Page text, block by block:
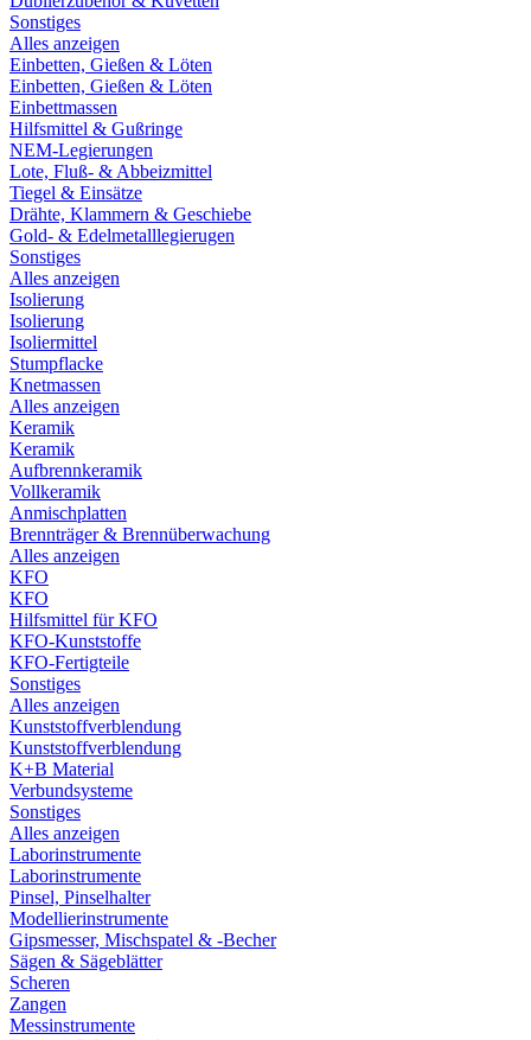
Sonstiges
Alles anzeigen
Einbetten, Gießen & Löten
Einbetten, Gießen & Löten
Einbettmassen
Hilfsmittel & Gußringe
NEM-Legierungen
Lote, Fluß- & Abbeizmittel
Tiegel & Einsätze
Drähte, Klammern & Geschiebe
Gold- & Edelmetalllegierugen
Sonstiges
Alles anzeigen
Isolierung
Isolierung
Isoliermittel
Stumpflacke
Knetmassen
Alles anzeigen
Keramik
Keramik
Aufbrennkeramik
Vollkeramik
Anmischplatten
Brennträger & Brennüberwachung
Alles anzeigen
KFO
KFO
Hilfsmittel für KFO
KFO-Kunststoffe
KFO-Fertigteile
Sonstiges
Alles anzeigen
Kunststoffverblendung
Kunststoffverblendung
K+B Material
Verbundsysteme
Sonstiges
Alles anzeigen
Laborinstrumente
Laborinstrumente
Pinsel, Pinselhalter
Modellierinstrumente
Gipsmesser, Mischspatel & -Becher
Sägen & Sägeblätter
Scheren
Zangen
Messinstrumente